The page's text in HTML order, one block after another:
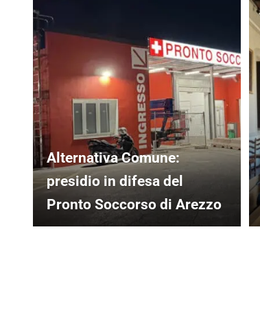
Alternativa Comune:
presidio in difesa del
Pronto Soccorso di Arezzo